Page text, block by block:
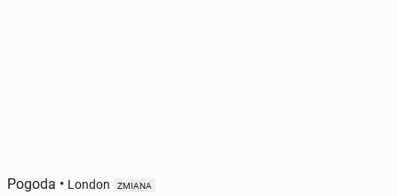
Pogoda • London ZMIANA